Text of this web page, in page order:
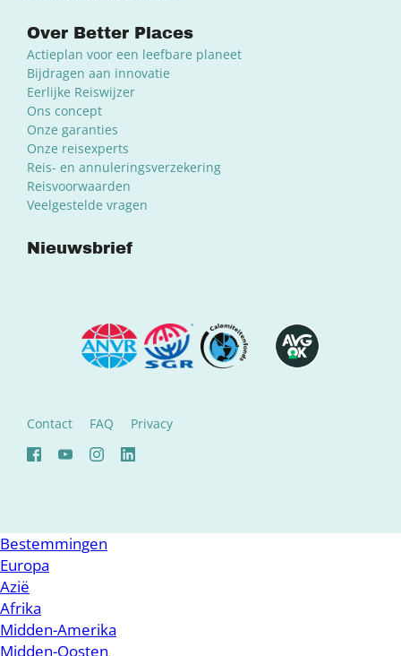
Over Better Places
Actieplan voor een leefbare planeet
Bijdragen aan innovatie
Eerlijke Reiswijzer
Ons concept
Onze garanties
Onze reisexperts
Reis- en annuleringsverzekering
Reisvoorwaarden
Veelgestelde vragen
Nieuwsbrief
Contact FAQ Privacy
Bestemmingen
Europa
Azië
Afrika
Midden-Amerika
Midden-Oosten